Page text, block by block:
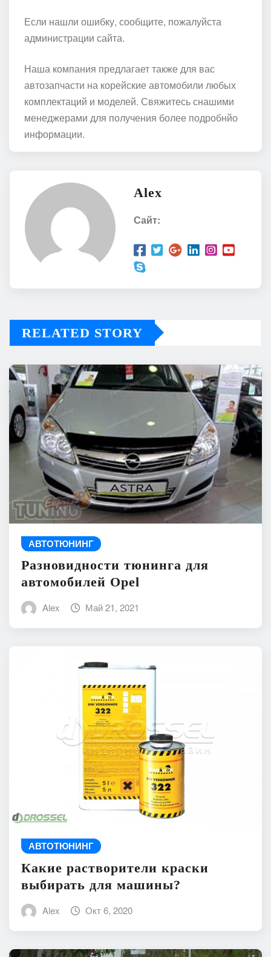
Если нашли ошибку, сообщите, пожалуйста
администрации сайта.
Наша компания предлагает также для вас
автозапчасти на корейские автомобили любых
комплектаций и моделей. Свяжитесь снашими
менеджерами для получения более подробнйо
информации.
Alex
Сайт:
RELATED STORY
АВТОТЮНИНГ
Разновидности тюнинга для
автомобилей Opel
Alex Май 21, 2021
АВТОТЮНИНГ
Какие растворители краски
выбирать для машины?
Alex Окт 6, 2020